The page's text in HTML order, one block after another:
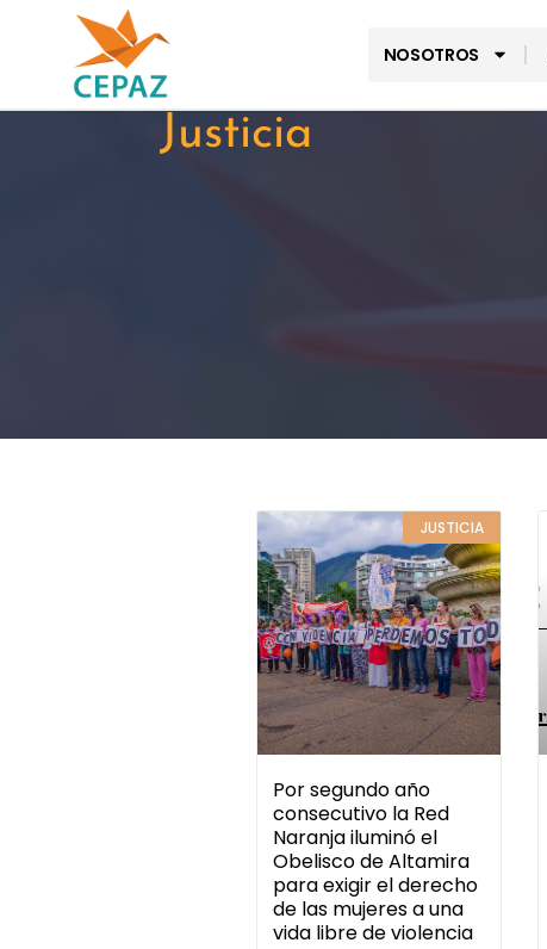
NOSOTROS
Justicia
JUSTICIA
Por segundo año
consecutivo la Red
Naranja iluminó el
Obelisco de Altamira
para exigir el derecho
de las mujeres a una
vida libre de violencia